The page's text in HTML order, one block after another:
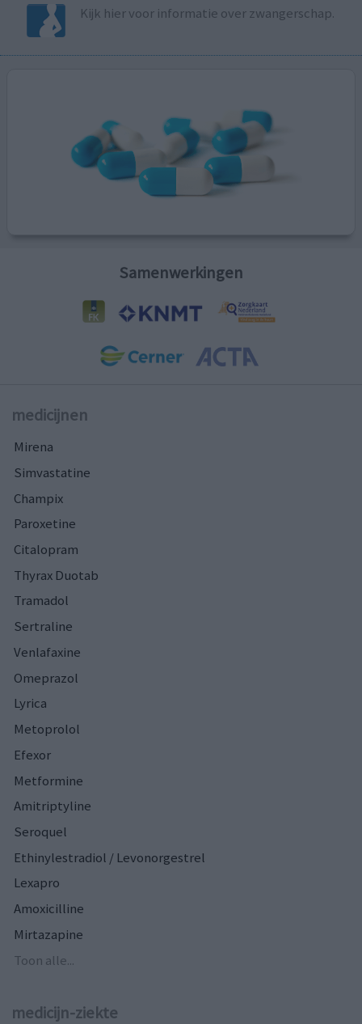
Kijk hier voor informatie over zwangerschap.
Samenwerkingen
medicijnen
Mirena
Simvastatine
Champix
Paroxetine
Citalopram
Thyrax Duotab
Tramadol
Sertraline
Venlafaxine
Omeprazol
Lyrica
Metoprolol
Efexor
Metformine
Amitriptyline
Seroquel
Ethinylestradiol / Levonorgestrel
Lexapro
Amoxicilline
Mirtazapine
Toon alle...
medicijn-ziekte